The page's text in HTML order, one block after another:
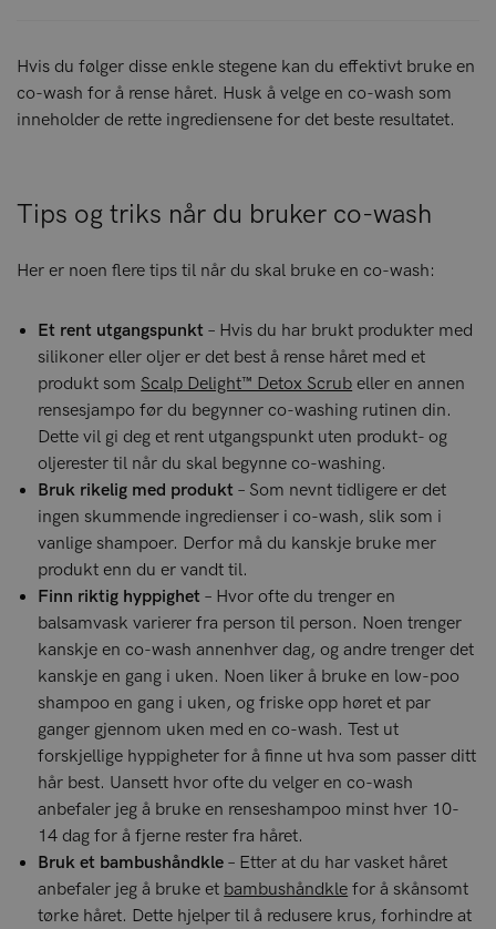
Hvis du følger disse enkle stegene kan du effektivt bruke en
co-wash for å rense håret. Husk å velge en co-wash som
inneholder de rette ingrediensene for det beste resultatet.
Tips og triks når du bruker co-wash
Her er noen flere tips til når du skal bruke en co-wash:
Et rent utgangspunkt – Hvis du har brukt produkter med
silikoner eller oljer er det best å rense håret med et
produkt som Scalp Delight™ Detox Scrub eller en annen
rensesjampo før du begynner co-washing rutinen din.
Dette vil gi deg et rent utgangspunkt uten produkt- og
oljerester til når du skal begynne co-washing.
Bruk rikelig med produkt – Som nevnt tidligere er det
ingen skummende ingredienser i co-wash, slik som i
vanlige shampoer. Derfor må du kanskje bruke mer
produkt enn du er vandt til.
Finn riktig hyppighet – Hvor ofte du trenger en
balsamvask varierer fra person til person. Noen trenger
kanskje en co-wash annenhver dag, og andre trenger det
kanskje en gang i uken. Noen liker å bruke en low-poo
shampoo en gang i uken, og friske opp høret et par
ganger gjennom uken med en co-wash. Test ut
forskjellige hyppigheter for å finne ut hva som passer ditt
hår best. Uansett hvor ofte du velger en co-wash
anbefaler jeg å bruke en renseshampoo minst hver 10-
14 dag for å fjerne rester fra håret.
Bruk et bambushåndkle – Etter at du har vasket håret
anbefaler jeg å bruke et bambushåndkle for å skånsomt
tørke håret. Dette hjelper til å redusere krus, forhindre at